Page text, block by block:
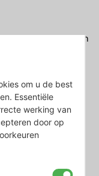
perfecte mix van
boomachtige
een modern
kapstok is
doet ook in
elegantie.
eenvoudig
ze nodig hebt.
en voorzien
om u de best
Essentiële
werking van
door op